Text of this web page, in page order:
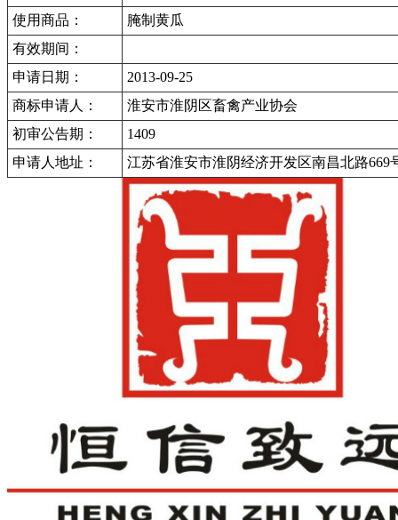
使用商品：
腌制黄瓜
有效期间：
申请日期：
2013-09-25
商标申请人：
淮安市淮阴区畜禽产业协会
初审公告期：
1409
申请人地址：
江苏省淮安市淮阴经济开发区南昌北路669